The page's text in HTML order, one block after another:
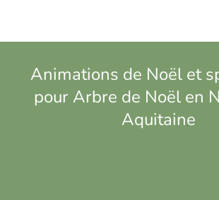
Animations de Noël et
pour Arbre de Noël en
Aquitaine